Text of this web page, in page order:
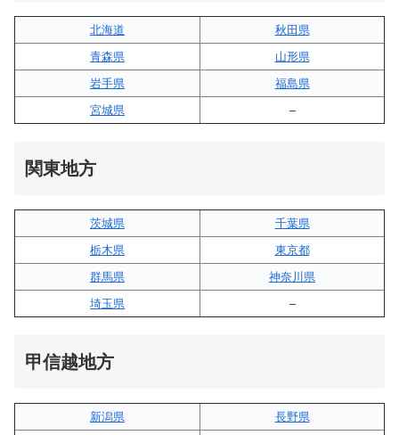
北海道
秋田県
青森県
山形県
岩手県
福島県
宮城県
–
関東地方
茨城県
千葉県
栃木県
東京都
群馬県
神奈川県
埼玉県
–
甲信越地方
新潟県
長野県